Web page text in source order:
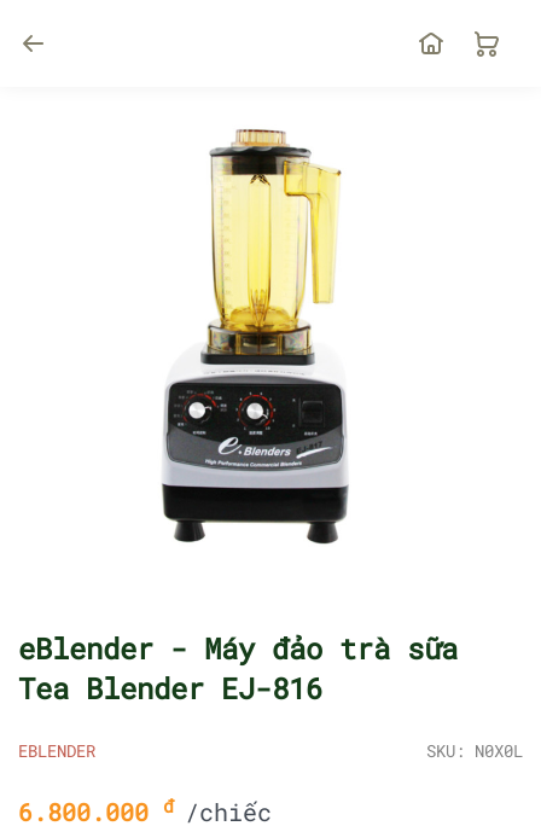
eBlender - Máy đảo trà sữa
Tea Blender EJ-816
EBLENDER SKU: N0X0L
6.800.000 đ /chiếc